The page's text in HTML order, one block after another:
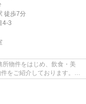
徒歩7分
4-3
物件をはじめ、飲食・美
をご紹介しております。